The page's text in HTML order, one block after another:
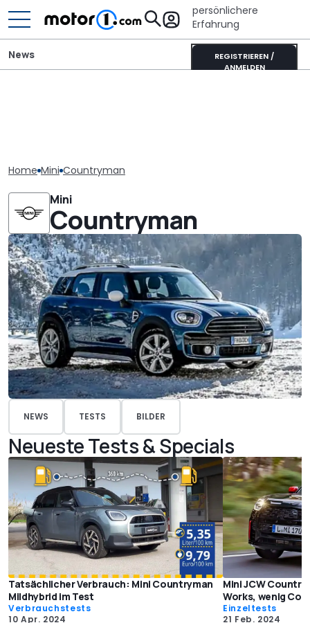
persönlichere
Erfahrung
REGISTRIEREN /
ANMELDEN
News
Home Mini Countryman
Mini
Countryman
NEWS TESTS BILDER
Neueste Tests & Specials
Tatsächlicher Verbrauch: Mini Countryman
Mildhybrid im Test
Verbrauchstests
10 Apr. 2024
Mini JCW
Works, wenig
Einzeltests
21 Feb. 2024